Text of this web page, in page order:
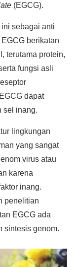
(EGCG).
sebagai anti
berikatan
terutama protein,
fungsi asli
dapat
sel inang.
lingkungan
yang sangat
virus atau
karena
inang.
penelitian
EGCG ada
sintesis genom.